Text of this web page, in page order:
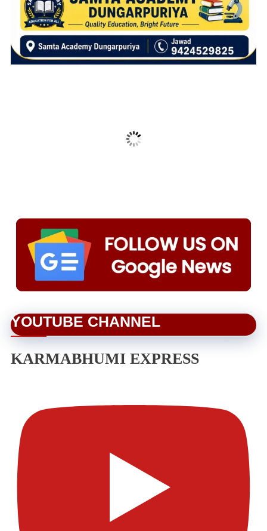
YOUTUBE CHANNEL
KARMABHUMI EXPRESS